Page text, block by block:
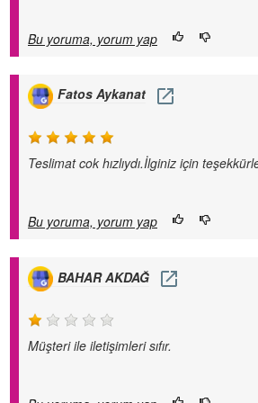
Bu yoruma, yorum yap
Fatos Aykanat
Teslimat cok hızlıydı.İlginiz için
Bu yoruma, yorum yap
BAHAR AKDAĞ
Müşteri ile iletişimleri sıfır.